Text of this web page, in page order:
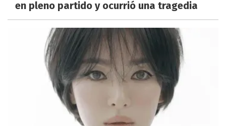
en pleno partido y ocurrió una tragedia